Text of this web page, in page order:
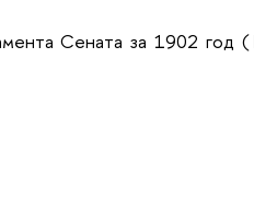
Сената за 1902